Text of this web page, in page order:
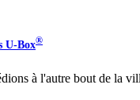
U-Box®
à l'autre bout de la